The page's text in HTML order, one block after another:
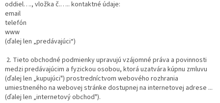
oddiel…., vložka č.….. kontaktné údaje:
email
telefón
www
(ďalej len „predávajúci“)
2. Tieto obchodné podmienky upravujú vzájomné práva a povinnosti
medzi predávajúcim a fyzickou osobou, ktorá uzatvára kúpnu zmluvu
(ďalej len „kupujúci") prostredníctvom webového rozhrania
umiestneného na webovej stránke dostupnej na internetovej adrese ...
(ďalej len „internetový obchod").